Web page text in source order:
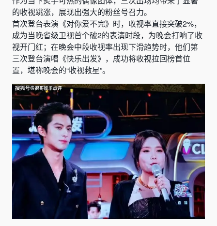
的收视跳涨，展现出强大的粉丝号召力。
首次登台表演《对你爱不完》时，收视率直接突破2%，
成为当晚省级卫视首个破2的表演时段，为晚会打响了收
视开门红；在晚会中段收视率出现下滑趋势时，他们第
三次登台演唱《快乐出发》，成功将收视拉回榜首位
置，堪称晚会的“收视救星”。